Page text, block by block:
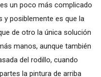
un poco más complicado
y posiblemente es que la
de otro la única solución
manos, aunque también
del rodillo, cuando
la pintura de arriba